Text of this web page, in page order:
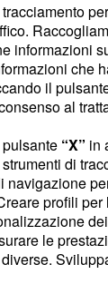
che
in casa" con
ha
informazioni
che
il
al
“X” in
di
navigazione
profili
le